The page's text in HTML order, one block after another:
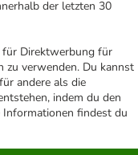
der letzten 30
für Direktwerbung für
zu verwenden. Du kannst
andere als die
indem du den
findest du